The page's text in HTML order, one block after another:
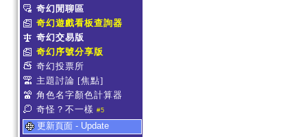
奇幻閒聊區
奇幻遊戲看板查詢器
奇幻交易版
奇幻序號分享版
奇幻投票所
主題討論 [焦點]
角色名字顏色計算器
奇怪？不一樣 #5
更新頁面 - Update